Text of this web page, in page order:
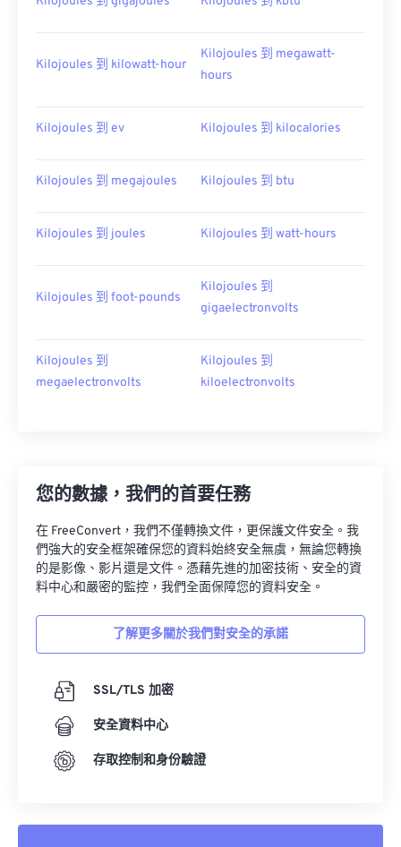
Kilojoules 到 kilowatt-hour
Kilojoules 到 megawatt-
hours
Kilojoules 到 ev Kilojoules 到 kilocalories
Kilojoules 到 megajoules Kilojoules 到 btu
Kilojoules 到 joules Kilojoules 到 watt-hours
Kilojoules 到 foot-pounds
Kilojoules 到
gigaelectronvolts
Kilojoules 到
megaelectronvolts
Kilojoules 到
kiloelectronvolts
您的數據，我們的首要任務
在 FreeConvert，我們不僅轉換文件，更保護文件安全。我
們強大的安全框架確保您的資料始終安全無虞，無論您轉換
的是影像、影片還是文件。憑藉先進的加密技術、安全的資
料中心和嚴密的監控，我們全面保障您的資料安全。
了解更多關於我們對安全的承諾
SSL/TLS 加密
安全資料中心
存取控制和身份驗證